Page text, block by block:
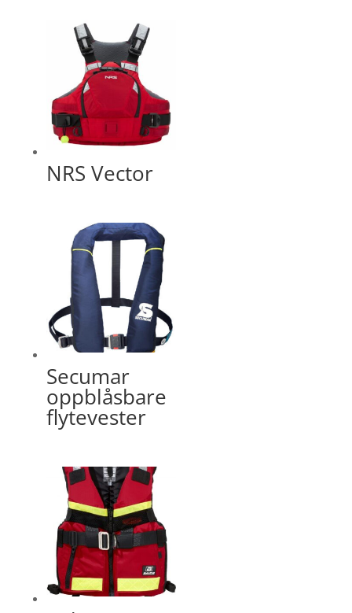
NRS Vector
Secumar
oppblåsbare
flytevester